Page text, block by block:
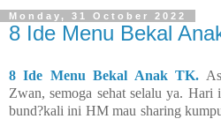
Monday, 31 October 2022
8 Ide Menu Bekal
8 Ide Menu Bekal Anak TK.
Zwan, semoga sehat selalu ya. Hari
bund?kali ini HM mau sharing